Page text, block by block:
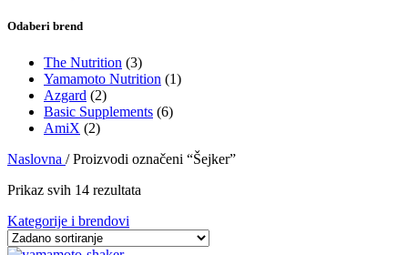
Odaberi brend
The Nutrition (3)
Yamamoto Nutrition (1)
Azgard (2)
Basic Supplements (6)
AmiX (2)
Naslovna / Proizvodi označeni “Šejker”
Prikaz svih 14 rezultata
Kategorije i brendovi